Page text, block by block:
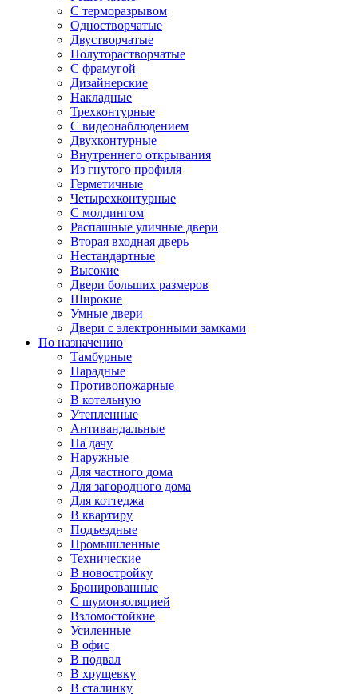
С терморазрывом
Одностворчатые
Двустворчатые
Полуторастворчатые
С фрамугой
Дизайнерские
Накладные
Трехконтурные
С видеонаблюдением
Двухконтурные
Внутреннего открывания
Из гнутого профиля
Герметичные
Четырехконтурные
С молдингом
Распашные уличные двери
Вторая входная дверь
Нестандартные
Высокие
Двери больших размеров
Широкие
Умные двери
Двери с электронными замками
По назначению
Тамбурные
Парадные
Противопожарные
В котельную
Утепленные
Антивандальные
На дачу
Наружные
Для частного дома
Для загородного дома
Для коттеджа
В квартиру
Подъездные
Промышленные
Технические
В новостройку
Бронированные
С шумоизоляцией
Взломостойкие
Усиленные
В офис
В подвал
В хрущевку
В сталинку